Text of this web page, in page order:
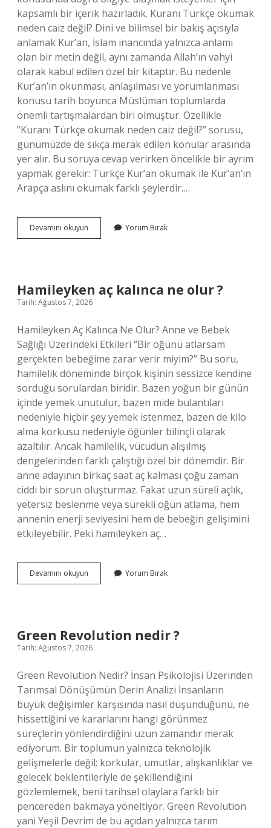
kapsamlı bir içerik hazırladık. Kuranı Türkçe okumak
neden caiz değil? Dini ve bilimsel bir bakış açısıyla
anlamak Kur’an, İslam inancında yalnızca anlamı
olan bir metin değil, aynı zamanda Allah’ın vahyi
olarak kabul edilen özel bir kitaptır. Bu nedenle
Kur’an’ın okunması, anlaşılması ve yorumlanması
konusu tarih boyunca Müslüman toplumlarda
önemli tartışmalardan biri olmuştur. Özellikle
“Kuranı Türkçe okumak neden caiz değil?” sorusu,
günümüzde de sıkça merak edilen konular arasında
yer alır. Bu soruya cevap verirken öncelikle bir ayrım
yapmak gerekir: Türkçe Kur’an okumak ile Kur’an’ın
Arapça aslını okumak farklı şeylerdir.…
Devamını okuyun
Türkçe
?
Yorum Bırak
Hamileyken aç kalınca ne olur ?
Tarih: Ağustos 7, 2026
Hamileyken Aç Kalınca Ne Olur? Anne ve Bebek
Sağlığı Üzerindeki Etkileri “Bir öğünü atlarsam
gerçekten bebeğime zarar verir miyim?” Bu soru,
hamilelik döneminde birçok kişinin sessizce kendine
sorduğu sorulardan biridir. Bazen yoğun bir günün
içinde yemek unutulur, bazen mide bulantıları
nedeniyle hiçbir şey yemek istenmez, bazen de kilo
alma korkusu nedeniyle öğünler bilinçli olarak
azaltılır. Ancak hamilelik, vücudun alışılmış
dengelerinden farklı çalıştığı özel bir dönemdir. Bir
anne adayının birkaç saat aç kalması çoğu zaman
ciddi bir sorun oluşturmaz. Fakat uzun süreli açlık,
yetersiz beslenme veya sürekli öğün atlama, hem
annenin enerji seviyesini hem de bebeğin gelişimini
etkileyebilir. Peki hamileyken aç…
Devamını okuyun Hamileyken
aç
Yorum Bırak
Green Revolution nedir ?
Tarih: Ağustos 7, 2026
Green Revolution Nedir? İnsan Psikolojisi Üzerinden
Tarımsal Dönüşümün Derin Analizi İnsanların
büyük değişimler karşısında nasıl düşündüğünü, ne
hissettiğini ve kararlarını hangi görünmez
süreçlerin yönlendirdiğini uzun zamandır merak
ediyorum. Bir toplumun yalnızca teknolojik
gelişmelerle değil; korkular, umutlar, alışkanlıklar ve
gelecek beklentileriyle de şekillendiğini
gözlemlemek, beni tarihsel olaylara farklı bir
pencereden bakmaya yöneltiyor. Green Revolution
yani Yeşil Devrim de bu açıdan yalnızca tarım